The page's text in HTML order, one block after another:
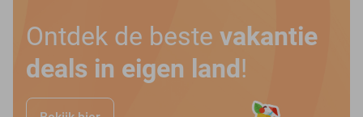
Ontdek de beste vakantie
deals in eigen land!